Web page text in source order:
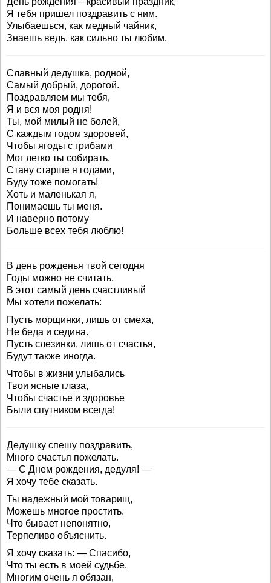
Я тебя пришел поздравить с ним.
Улыбаешься, как медный чайник,
Знаешь ведь, как сильно ты любим.
Славный дедушка, родной,
Самый добрый, дорогой.
Поздравляем мы тебя,
Я и вся моя родня!
Ты, мой милый не болей,
С каждым годом здоровей,
Чтобы ягоды с грибами
Мог легко ты собирать,
Стану старше я годами,
Буду тоже помогать!
Хоть и маленькая я,
Понимаешь ты меня.
И наверно потому
Больше всех тебя люблю!
В день рожденья твой сегодня
Годы можно не считать,
В этот самый день счастливый
Мы хотели пожелать:
Пусть морщинки, лишь от смеха,
Не беда и седина.
Пусть слезинки, лишь от счастья,
Будут также иногда.
Чтобы в жизни улыбались
Твои ясные глаза,
Чтобы счастье и здоровье
Были спутником всегда!
Дедушку спешу поздравить,
Много счастья пожелать.
— С Днем рождения, дедуля! —
Я хочу тебе сказать.
Ты надежный мой товарищ,
Можешь многое простить.
Что бывает непонятно,
Терпеливо объяснить.
Я хочу сказать: — Спасибо,
Что ты есть в моей судьбе.
Многим очень я обязан,